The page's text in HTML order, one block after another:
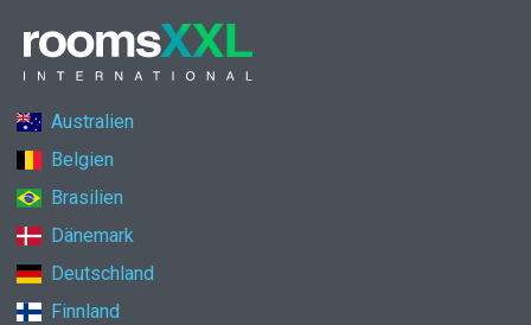
Australien
Belgien
Brasilien
Dänemark
Deutschland
Finnland